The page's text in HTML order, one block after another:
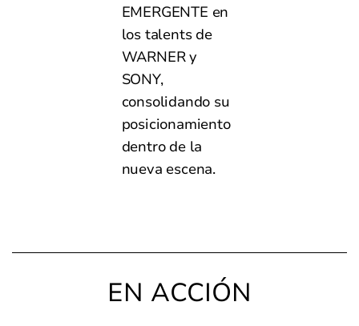
EMERGENTE en
los talents de
WARNER y
SONY,
consolidando su
posicionamiento
dentro de la
nueva escena.
EN ACCIÓN